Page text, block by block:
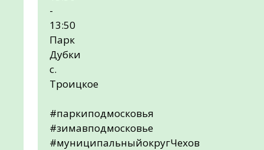
-
13:50
Парк
Дубки
с.
Троицкое
#паркиподмосковья
#зимавподмосковье
#муниципальныйокругЧехов